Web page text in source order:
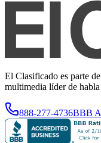
El Clasificado es parte
multimedia líder de
888-277-4736BBB